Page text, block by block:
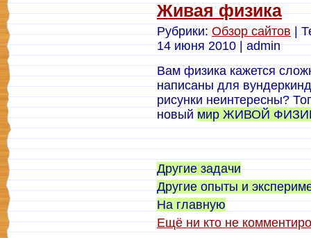
Живая физика
Рубрики:Обзор сайтов|
14 июня 2010 | admin
Вам физика кажется
написаны для
рисунки неинтересны?
новыймир ЖИВОЙ
Другие задачи
Другие опыты и
На главную
Ещё ни кто не